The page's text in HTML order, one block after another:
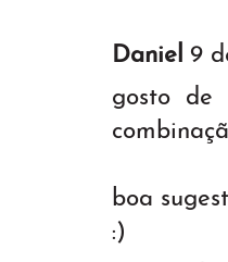
Daniel 9
gosto de
boa
:)